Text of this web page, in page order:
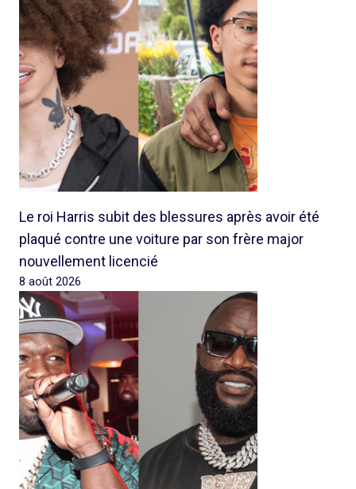
Le roi Harris subit des blessures après avoir été
plaqué contre une voiture par son frère major
nouvellement licencié
8 août 2026